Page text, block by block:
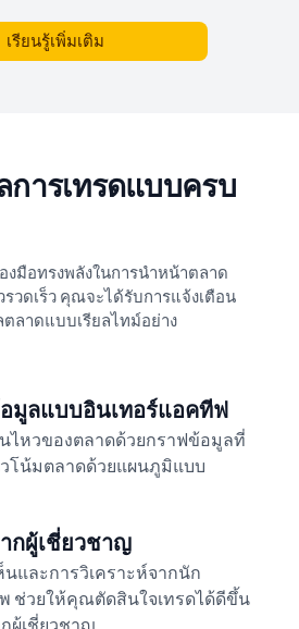
เรียนรู้เพิ่มเติม
ารเทรดแบบครบ
งมือทรงพลังในการนำหน้าตลาด
รวดเร็ว คุณจะได้รับการแจ้งเตือน
าดแบบเรียลไทม์อย่าง
มูลแบบอินเทอร์แอคทีฟ
ไหวของตลาดด้วยกราฟข้อมูลที่
โน้มตลาดด้วยแผนภูมิแบบ
กผู้เชี่ยวชาญ
นและการวิเคราะห์จากนัก
ช่วยให้คุณตัดสินใจเทรดได้ดีขึ้น